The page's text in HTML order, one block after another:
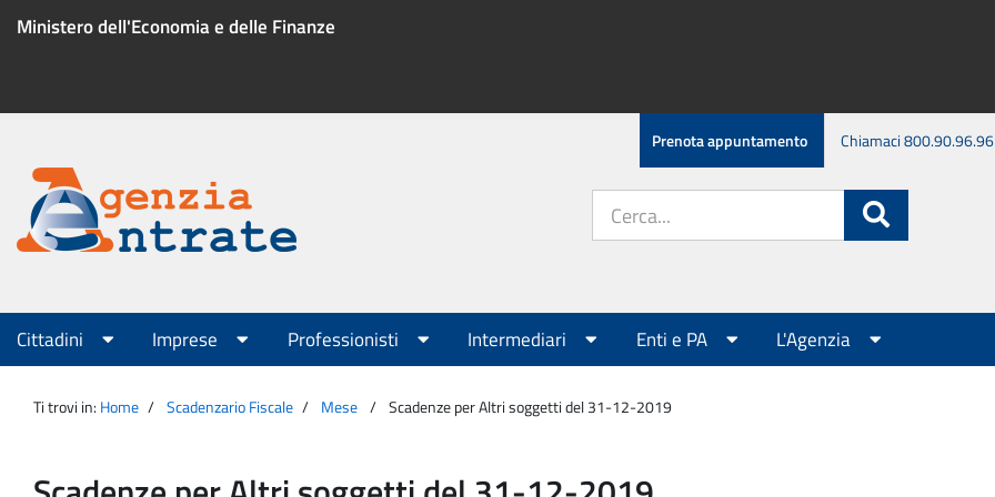
Ministero dell'Economia e delle Finanze
Menu
servizio
Prenota appuntamento Chiamaci 800.90.96.96
Agenzia
Entrate
sito:
Menu
principale
Cittadini Imprese Professionisti Intermediari Enti e PA L'Agenzia
Ti trovi in: Home Scadenzario Fiscale Mese Scadenze per Altri soggetti del 31-12-2019